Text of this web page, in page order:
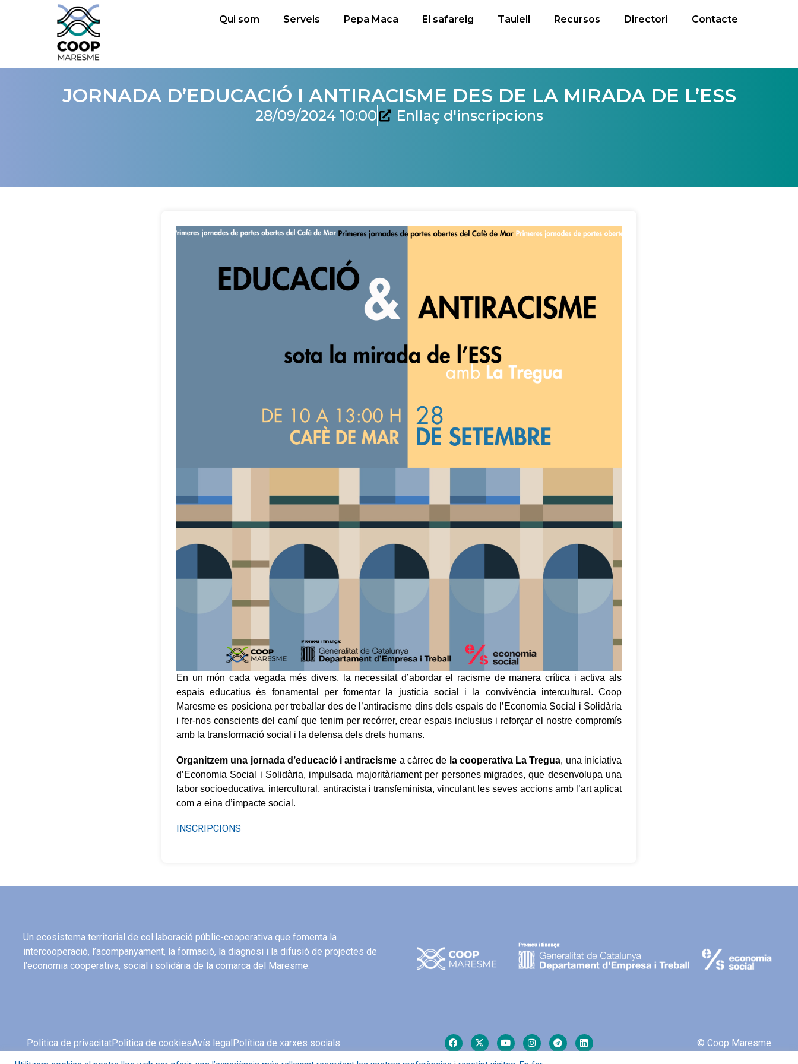
Qui som Serveis Pepa Maca El safareig Taulell Recursos Directori Contacte
JORNADA D’EDUCACIÓ I ANTIRACISME DES DE LA MIRADA DE L’ESS
28/09/2024 10:00 Enllaç d'inscripcions
En un món cada vegada més divers, la necessitat d’abordar el racisme de manera crítica i activa als
espais educatius és fonamental per fomentar la justícia social i la convivència intercultural. Coop
Maresme es posiciona per treballar des de l’antiracisme dins dels espais de l’Economia Social i Solidària
i fer-nos conscients del camí que tenim per recórrer, crear espais inclusius i reforçar el nostre compromís
amb la transformació social i la defensa dels drets humans.
Organitzem una jornada d’educació i antiracisme a càrrec de la cooperativa La Tregua, una iniciativa
d’Economia Social i Solidària, impulsada majoritàriament per persones migrades, que desenvolupa una
labor socioeducativa, intercultural, antiracista i transfeminista, vinculant les seves accions amb l’art aplicat
com a eina d’impacte socia l.
INSCRIPCIONS
Un ecosistema territorial de col·laboració públic-cooperativa que fomenta la
intercooperació, l’acompanyament, la formació, la diagnosi i la difusió de projectes de
l’economia cooperativa, social i solidària de la comarca del Maresme.
Politica de privacitatPolitica de cookiesAvís legalPolítica de xarxes socials © Coop Maresme